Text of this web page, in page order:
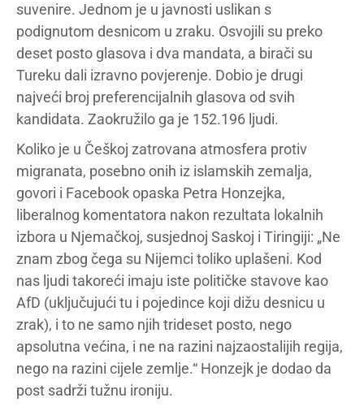
suvenire. Jednom je u javnosti uslikan s
podignutom desnicom u zraku. Osvojili su preko
deset posto glasova i dva mandata, a birači su
Tureku dali izravno povjerenje. Dobio je drugi
najveći broj preferencijalnih glasova od svih
kandidata. Zaokružilo ga je 152.196 ljudi.
Koliko je u Češkoj zatrovana atmosfera protiv
migranata, posebno onih iz islamskih zemalja,
govori i Facebook opaska Petra Honzejka,
liberalnog komentatora nakon rezultata lokalnih
izbora u Njemačkoj, susjednoj Saskoj i Tiringiji: „Ne
znam zbog čega su Nijemci toliko uplašeni. Kod
nas ljudi takoreći imaju iste političke stavove kao
AfD (uključujući tu i pojedince koji dižu desnicu u
zrak), i to ne samo njih trideset posto, nego
apsolutna većina, i ne na razini najzaostalijih regija,
nego na razini cijele zemlje.“ Honzejk je dodao da
post sadrži tužnu ironiju.